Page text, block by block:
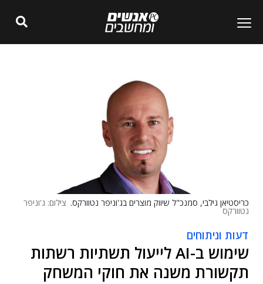
כריסטיאן גילבי, סמנכ"ל שיווק מוצרים בג'וניפר נטוורקס. צילום: ג'וניפר
נטוורקס
דעות וניתוחים
שימוש ב-AI לייעול תשתיות רשתות
תקשורת משנה את חוקי המשחק